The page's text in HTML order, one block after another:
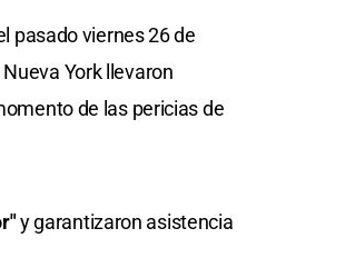
pasado viernes 26 de
York llevaron
de las pericias de
y garantizaron asistencia